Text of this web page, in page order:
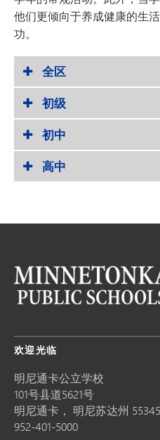
他们更倾向于养成健康的生
功。
全区
初级
初中
高中
欢迎光临
明尼通卡公立学校
101号县道5621号
明尼通卡， 明尼苏达州 55345
952-401-5000